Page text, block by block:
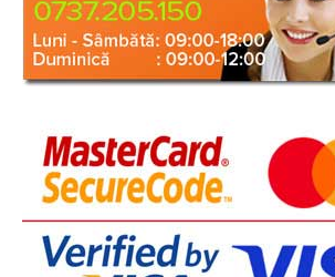
Adauga la
-42%
Canapea extensibila